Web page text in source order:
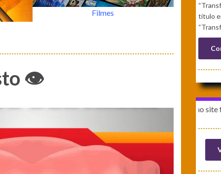
Filmes
👁️
título
A última publicação no site foi em: 10/